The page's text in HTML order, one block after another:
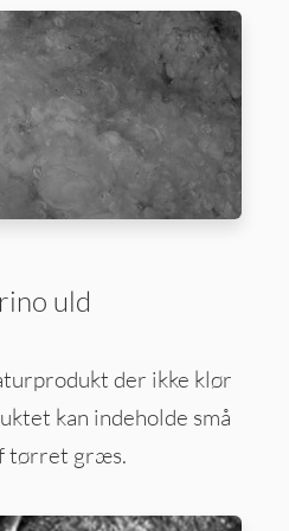
uld
der ikke klør
kan indeholde små
tørret græs.